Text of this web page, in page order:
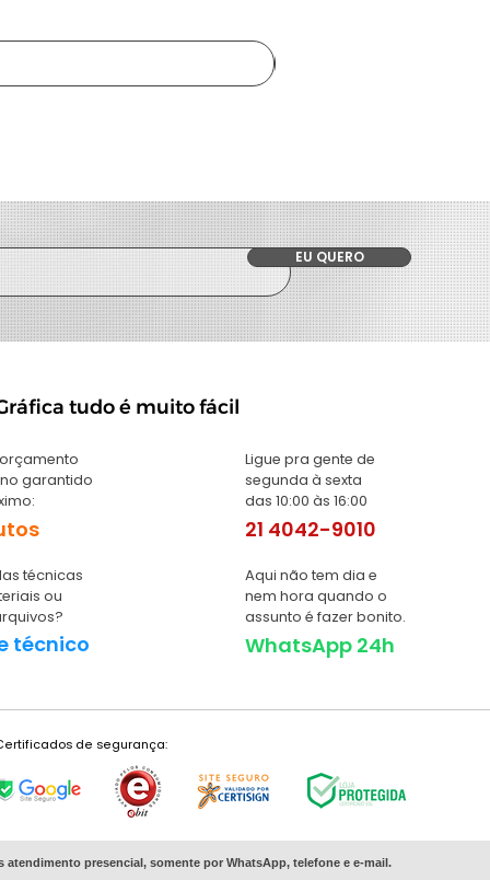
EU QUERO
tudo é muito fácil
garantido
técnicas
ou
técnico
Ligue pra gente de
segunda à sexta
das 10:00 às 16:00
21 4042-9010
Aqui não tem dia e
nem hora quando o
assunto é fazer bonito.
WhatsApp 24h
de segurança:
atendimento presencial, somente por WhatsApp, telefone e e-mail.